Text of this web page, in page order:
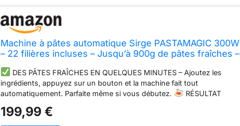
Machine à pâtes automatique Sirge PASTAMAGIC 300W
– 22 filières incluses – Jusqu’à 900g de pâtes fraîches –
DES PÂTES FRAÎCHES EN QUELQUES MINUTES – Ajoutez les
ingrédients, appuyez sur un bouton et la machine fait tout
automatiquement. Parfaite même si vous débutez.
RÉSULTAT
extrusion continue pour des pâtes comme chez les professionnels.
199,99 €